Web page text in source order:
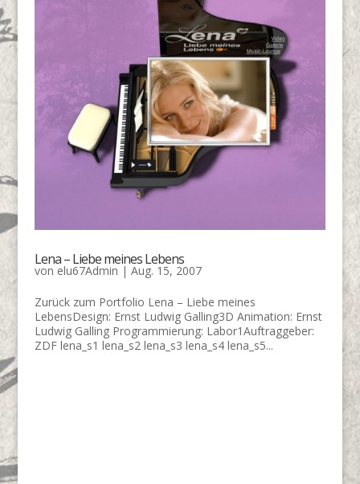
Lena – Liebe meines Lebens
von elu67Admin | Aug. 15, 2007
Zurück zum Portfolio Lena – Liebe meines
LebensDesign: Ernst Ludwig Galling3D Animation: Ernst
Ludwig Galling Programmierung: Labor1Auftraggeber:
ZDF lena_s1 lena_s2 lena_s3 lena_s4 lena_s5...